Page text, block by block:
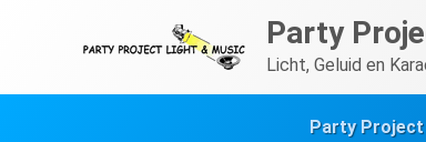
Party
Licht, Geluid en
Party Project